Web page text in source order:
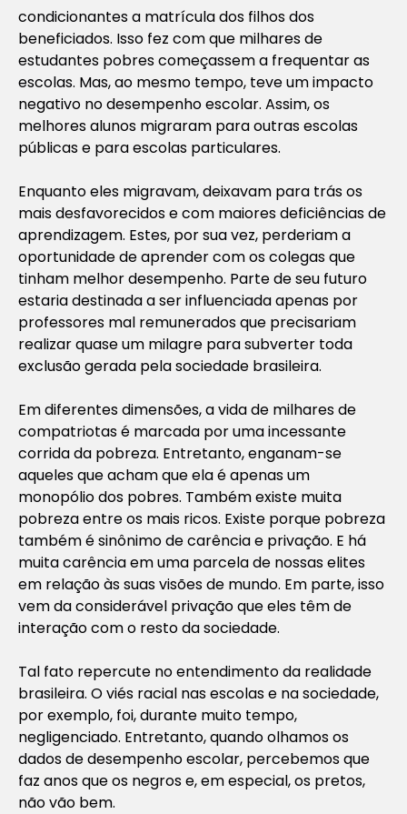
condicionantes a matrícula dos filhos dos
beneficiados. Isso fez com que milhares de
estudantes pobres começassem a frequentar as
escolas. Mas, ao mesmo tempo, teve um impacto
negativo no desempenho escolar. Assim, os
melhores alunos migraram para outras escolas
públicas e para escolas particulares.
Enquanto eles migravam, deixavam para trás os
mais desfavorecidos e com maiores deficiências de
aprendizagem. Estes, por sua vez, perderiam a
oportunidade de aprender com os colegas que
tinham melhor desempenho. Parte de seu futuro
estaria destinada a ser influenciada apenas por
professores mal remunerados que precisariam
realizar quase um milagre para subverter toda
exclusão gerada pela sociedade brasileira.
Em diferentes dimensões, a vida de milhares de
compatriotas é marcada por uma incessante
corrida da pobreza. Entretanto, enganam-se
aqueles que acham que ela é apenas um
monopólio dos pobres. Também existe muita
pobreza entre os mais ricos. Existe porque pobreza
também é sinônimo de carência e privação. E há
muita carência em uma parcela de nossas elites
em relação às suas visões de mundo. Em parte, isso
vem da considerável privação que eles têm de
interação com o resto da sociedade.
Tal fato repercute no entendimento da realidade
brasileira. O viés racial nas escolas e na sociedade,
por exemplo, foi, durante muito tempo,
negligenciado. Entretanto, quando olhamos os
dados de desempenho escolar, percebemos que
faz anos que os negros e, em especial, os pretos,
não vão bem.